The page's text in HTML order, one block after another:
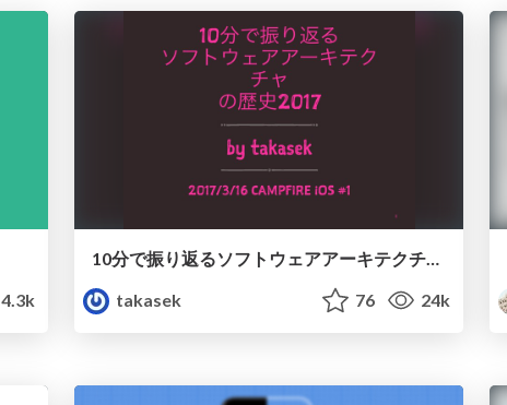
4.3k
10分で振り返るソフトウェアアーキテクチャの歴史2017
takasek
76 24k